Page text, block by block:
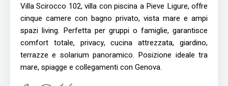
Villa Scirocco 102, villa con piscina a Pieve Ligure, offre
cinque camere con bagno privato, vista mare e ampi
spazi living. Perfetta per gruppi o famiglie, garantisce
comfort totale, privacy, cucina attrezzata, giardino,
terrazze e solarium panoramico. Posizione ideale tra
mare, spiagge e collegamenti con Genova.